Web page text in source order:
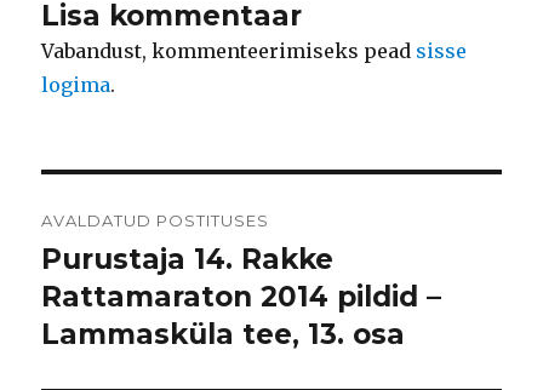
Lisa kommentaar
Vabandust, kommenteerimiseks pead sisse
logima.
AVALDATUD POSTITUSES
Purustaja 14. Rakke
Rattamaraton 2014 pildid –
Lammasküla tee, 13. osa